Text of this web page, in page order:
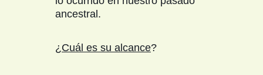
ancestral.
¿Cuál es su alcance?